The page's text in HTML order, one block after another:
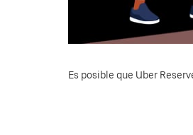
Es posible que Uber